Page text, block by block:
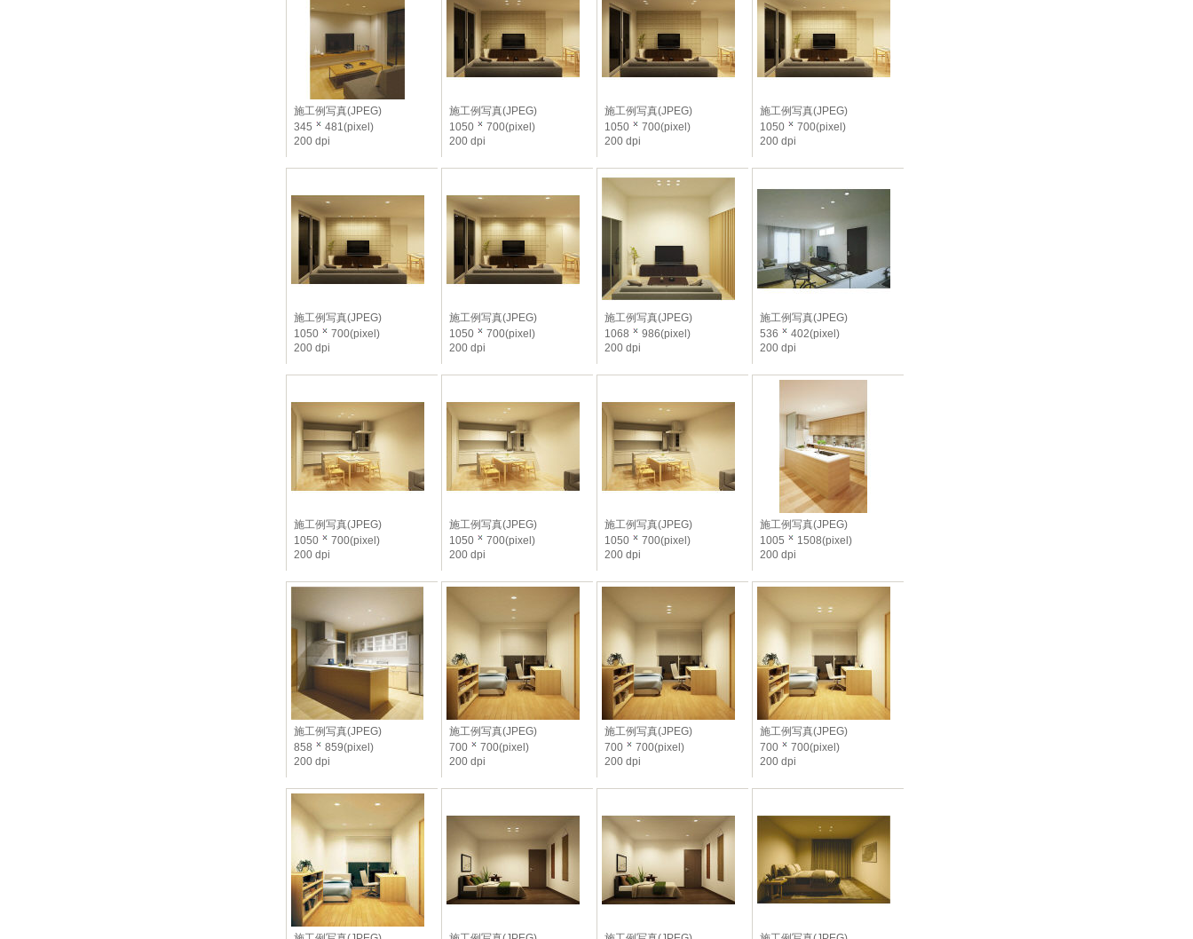
施工例写真(JPEG)
345
481(pixel)
200 dpi
施工例写真(JPEG)
1050
700(pixel)
200 dpi
施工例写真(JPEG)
1050
700(pixel)
200 dpi
施工例写真(JPEG)
1050
700(pixel)
200 dpi
施工例写真(JPEG)
1050
700(pixel)
200 dpi
施工例写真(JPEG)
1050
700(pixel)
200 dpi
施工例写真(JPEG)
1068
986(pixel)
200 dpi
施工例写真(JPEG)
536
402(pixel)
200 dpi
施工例写真(JPEG)
1050
700(pixel)
200 dpi
施工例写真(JPEG)
1050
700(pixel)
200 dpi
施工例写真(JPEG)
1050
700(pixel)
200 dpi
施工例写真(JPEG)
1005
1508(pixel)
200 dpi
施工例写真(JPEG)
858
859(pixel)
200 dpi
施工例写真(JPEG)
700
700(pixel)
200 dpi
施工例写真(JPEG)
700
700(pixel)
200 dpi
施工例写真(JPEG)
700
700(pixel)
200 dpi